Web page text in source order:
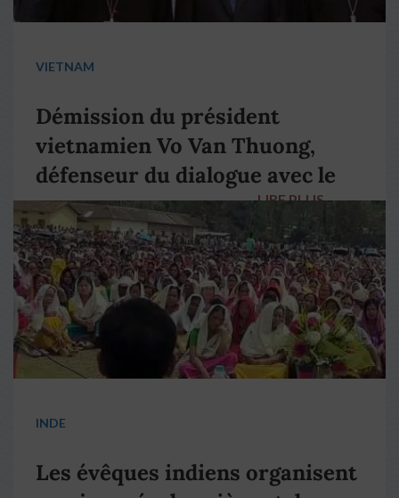
VIETNAM
Démission du président
vietnamien Vo Van Thuong,
défenseur du dialogue avec le
pape François
LIRE PLUS →
INDE
Les évêques indiens organisent